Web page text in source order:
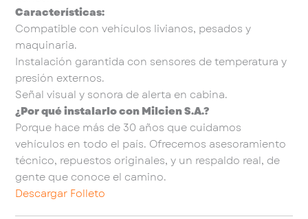
Características:
Compatible con vehículos livianos, pesados y
maquinaria.
Instalación garantida con sensores de temperatura y
presión externos.
Señal visual y sonora de alerta en cabina.
¿Por qué instalarlo con Milcien S.A.?
Porque hace más de 30 años que cuidamos
vehículos en todo el país. Ofrecemos asesoramiento
técnico, repuestos originales, y un respaldo real, de
gente que conoce el camino.
Descargar Folleto